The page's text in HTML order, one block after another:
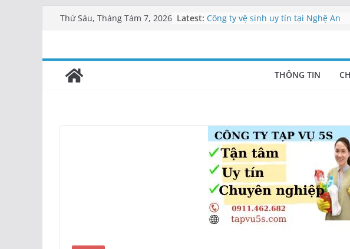
Thứ Sáu, Tháng Tám 7, 2026 Latest: Công ty vệ sinh uy tín tại Nghệ An
Vệ sinh công nghiệp Nghệ An –
THÔNG TIN